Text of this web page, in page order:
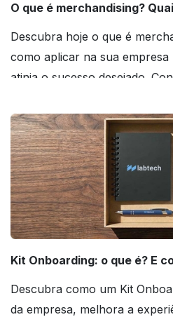
O que é merchandising?
Descubra hoje o que é
como aplicar na sua
atinja o sucesso desejado.
Kit Onboarding: o que é? E
Descubra como um Kit
da empresa, melhora a